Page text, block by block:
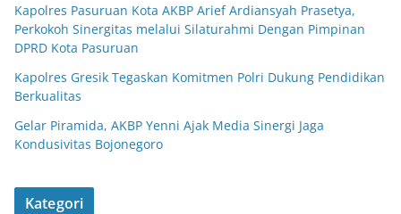
Kapolres Pasuruan Kota AKBP Arief Ardiansyah Prasetya,
Perkokoh Sinergitas melalui Silaturahmi Dengan Pimpinan
DPRD Kota Pasuruan
Kapolres Gresik Tegaskan Komitmen Polri Dukung Pendidikan
Berkualitas
Gelar Piramida, AKBP Yenni Ajak Media Sinergi Jaga
Kondusivitas Bojonegoro
Kategori